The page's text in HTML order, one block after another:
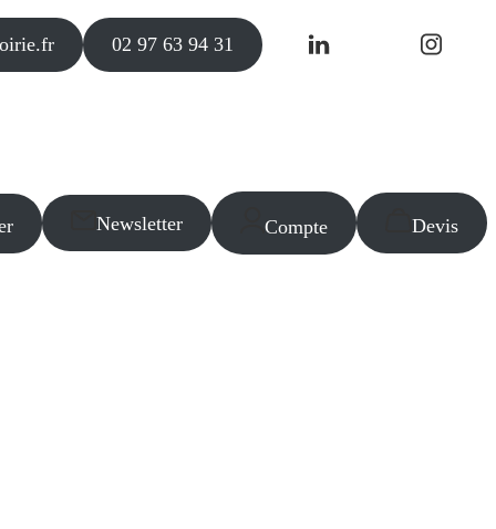
02 97 63 94 31
Newsletter Compte Devis